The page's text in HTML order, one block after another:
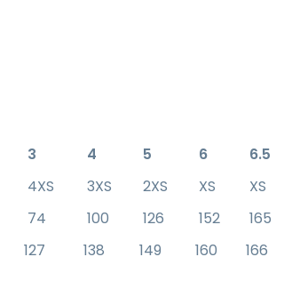
3 4 5 6 6.5
4XS
3XS 2XS XS XS
74 100 126 152 165
127 138 149 160 166